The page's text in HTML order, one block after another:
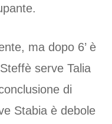
ma dopo 6’ è
serve Talia
di
Stabia è debole